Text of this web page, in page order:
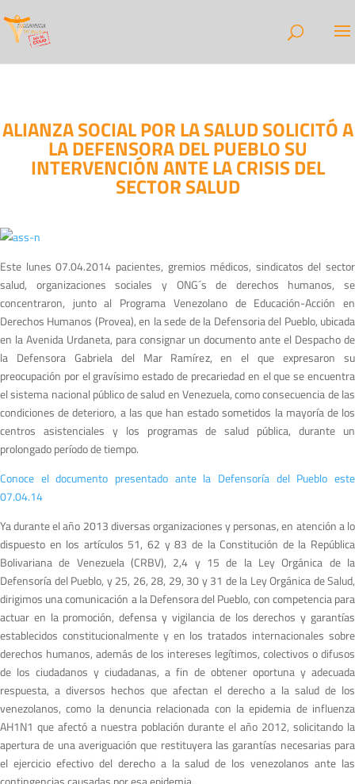
ALIANZA SOCIAL POR LA SALUD SOLICITÓ A
LA DEFENSORA DEL PUEBLO SU
INTERVENCIÓN ANTE LA CRISIS DEL
SECTOR SALUD
Este lunes 07.04.2014 pacientes, gremios médicos, sindicatos del sector
salud, organizaciones sociales y ONG´s de derechos humanos, se
concentraron, junto al Programa Venezolano de Educación-Acción en
Derechos Humanos (Provea), en la sede de la Defensoria del Pueblo, ubicada
en la Avenida Urdaneta, para consignar un documento ante el Despacho de
la Defensora Gabriela del Mar Ramírez, en el que expresaron su
preocupación por el gravísimo estado de precariedad en el que se encuentra
el sistema nacional público de salud en Venezuela, como consecuencia de las
condiciones de deterioro, a las que han estado sometidos la mayoría de los
centros asistenciales y los programas de salud pública, durante un
prolongado período de tiempo.
Conoce el documento presentado ante la Defensoría del Pueblo este
07.04.14
Ya durante el año 2013 diversas organizaciones y personas, en atención a lo
dispuesto en los artículos 51, 62 y 83 de la Constitución de la República
Bolivariana de Venezuela (CRBV), 2,4 y 15 de la Ley Orgánica de la
Defensoría del Pueblo, y 25, 26, 28, 29, 30 y 31 de la Ley Orgánica de Salud,
dirigimos una comunicación a la Defensora del Pueblo, con competencia para
actuar en la promoción, defensa y vigilancia de los derechos y garantías
establecidos constitucionalmente y en los tratados internacionales sobre
derechos humanos, además de los intereses legítimos, colectivos o difusos
de los ciudadanos y ciudadanas, a fin de obtener oportuna y adecuada
respuesta, a diversos hechos que afectan el derecho a la salud de los
venezolanos, como la denuncia relacionada con la epidemia de influenza
AH1N1 que afectó a nuestra población durante el año 2012, solicitando la
apertura de una averiguación que restituyera las garantías necesarias para
el ejercicio efectivo del derecho a la salud de los venezolanos ante las